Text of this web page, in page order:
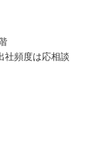
社頻度は応相談